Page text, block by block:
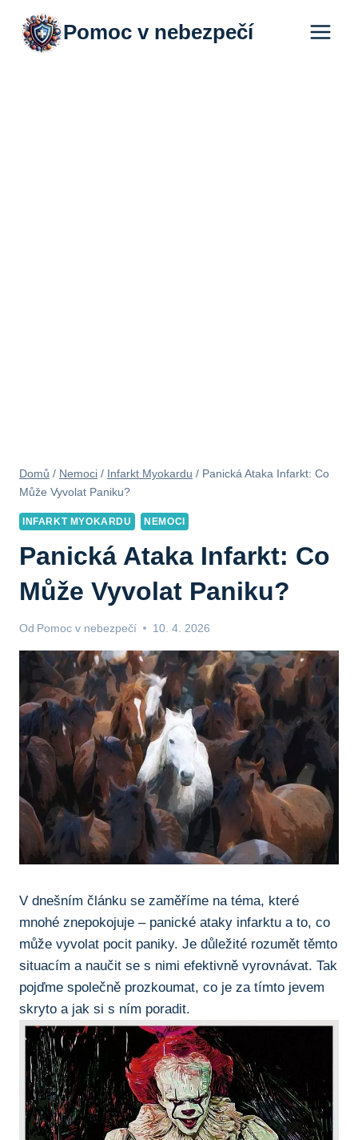
Přeskočit
obsah
Pomoc v nebezpečí
Domů / Nemoci / Infarkt Myokardu / Panická Ataka Infarkt: Co
Může Vyvolat Paniku?
INFARKT MYOKARDU NEMOCI
Panická Ataka Infarkt: Co
Může Vyvolat Paniku?
Od Pomoc v nebezpečí 10. 4. 2026
V dnešním článku se zaměříme na téma, které
mnohé znepokojuje – panické ataky infarktu a to, co
může vyvolat pocit paniky. Je důležité rozumět těmto
situacím a naučit se s nimi efektivně vyrovnávat. Tak
pojďme společně prozkoumat, co je za tímto jevem
skryto a jak si s ním poradit.